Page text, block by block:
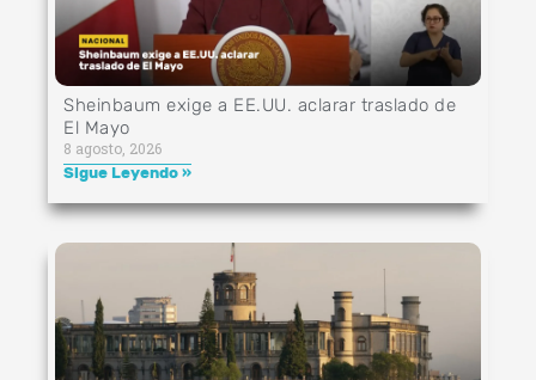
Sheinbaum exige a EE.UU. aclarar traslado de
El Mayo
8 agosto, 2026
Sigue Leyendo »